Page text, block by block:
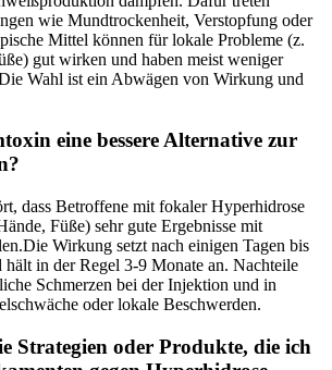
wie Mundtrockenheit, Verstopfung oder
Mittel können ⁢für lokale‌ Probleme (z.
gut ⁤wirken und haben ​meist ​weniger
Wahl ist ein ‌Abwägen⁢ von Wirkung und
eine ‍bessere Alternative zur
dass ​Betroffene mit fokaler Hyperhidrose
Füße) sehr gute Ergebnisse ‌mit
Wirkung‍ setzt nach einigen Tagen ⁤bis
in der Regel⁤ 3-9 Monate an. Nachteile
Schmerzen ‌bei der Injektion und in
oder lokale Beschwerden.
Strategien ‌oder Produkte, die ⁤ich